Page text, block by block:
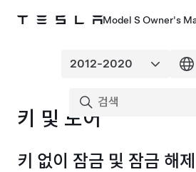
Model S Owner's
키 및 도어
키 없이 잠금 및 잠금 해제